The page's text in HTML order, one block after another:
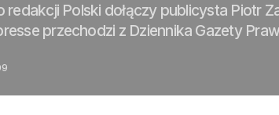
redakcji Polski dołączy publicysta Piotr
przechodzi z Dziennika Gazety